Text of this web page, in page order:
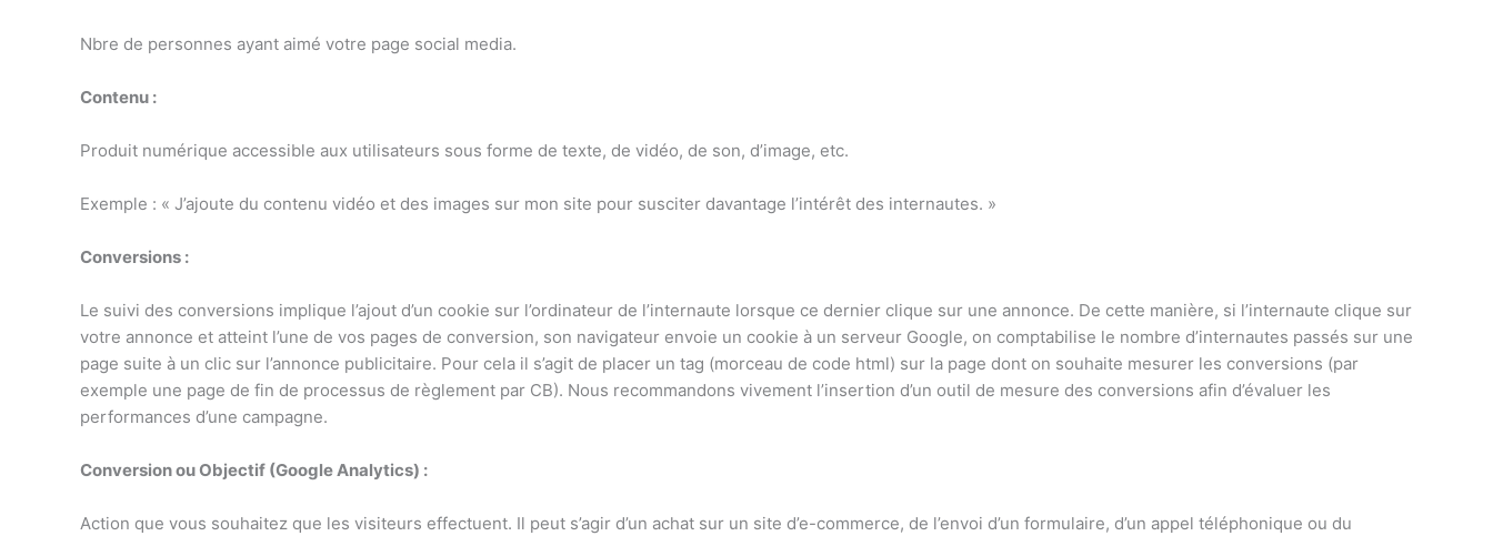
Nbre de personnes ayant aimé votre page social media.
Contenu :
Produit numérique accessible aux utilisateurs sous forme de texte, de vidéo, de son, d’image, etc.
Exemple : « J’ajoute du contenu vidéo et des images sur mon site pour susciter davantage l’intérêt des internautes. »
Conversions :
Le suivi des conversions implique l’ajout d’un cookie sur l’ordinateur de l’internaute lorsque ce dernier clique sur une annonce. De cette manière, si l’internaute clique sur
votre annonce et atteint l’une de vos pages de conversion, son navigateur envoie un cookie à un serveur Google, on comptabilise le nombre d’internautes passés sur une
page suite à un clic sur l’annonce publicitaire. Pour cela il s’agit de placer un tag (morceau de code html) sur la page dont on souhaite mesurer les conversions (par
exemple une page de fin de processus de règlement par CB). Nous recommandons vivement l’insertion d’un outil de mesure des conversions afin d’évaluer les
performances d’une campagne.
Conversion ou Objectif (Google Analytics) :
Action que vous souhaitez que les visiteurs effectuent. Il peut s’agir d’un achat sur un site d’e-commerce, de l’envoi d’un formulaire, d’un appel téléphonique ou du